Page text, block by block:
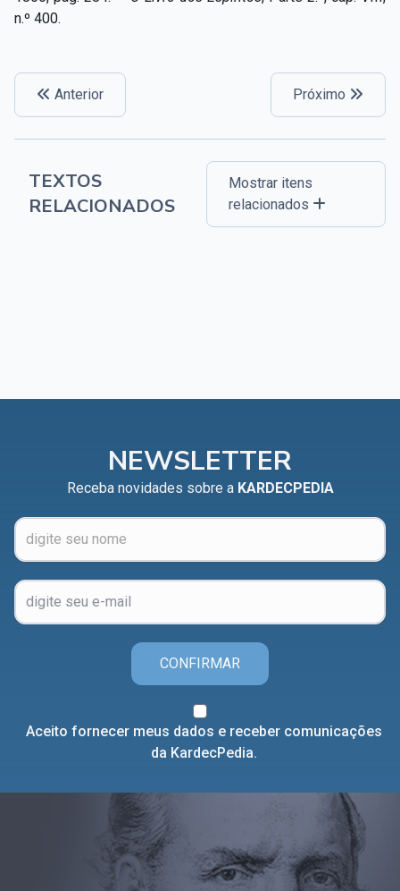
n.º 400.
Anterior Próximo
TEXTOS
RELACIONADOS
Mostrar itens
relacionados
NEWSLETTER
Receba novidades sobre a KARDECPEDIA
CONFIRMAR
Aceito fornecer meus dados e receber comunicações
da KardecPedia.